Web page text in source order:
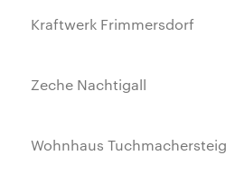
Kraftwerk Frimmersdorf
Zeche Nachtigall
Wohnhaus Tuchmachersteig